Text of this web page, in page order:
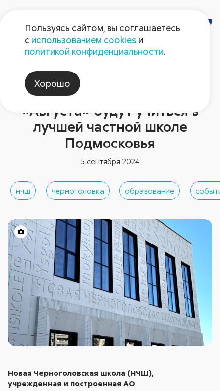
Новости отрасли
Дети сотрудников научно-
исследовательского центра
«Августа» будут учиться в
лучшей частной школе
Подмосковья
5 сентября 2024
нчш черноголовка образование
Новая Черноголовская школа (НЧШ),
учрежденная и построенная АО
Пользуясь сайтом, вы соглашаетесь
с использованием cookies и
политикой конфиденциальности.
Хорошо